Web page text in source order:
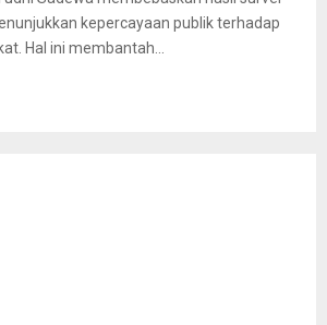
kepercayaan publik terhadap
Hal ini membantah...